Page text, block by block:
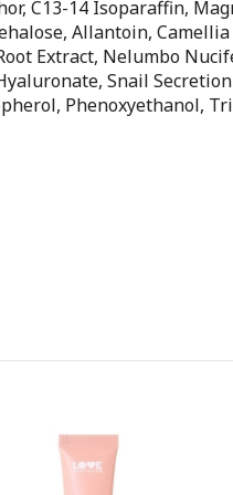
C13-14 Isoparaffin,
Allantoin,
Extract, Nelumbo
Snail
Phenoxyethanol,